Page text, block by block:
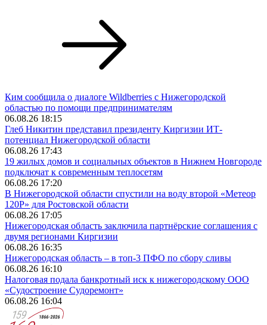
Ким сообщила о диалоге Wildberries с Нижегородской
областью по помощи предпринимателям
06.08.26 18:15
Глеб Никитин представил президенту Киргизии ИТ-
потенциал Нижегородской области
06.08.26 17:43
19 жилых домов и социальных объектов в Нижнем Новгороде
подключат к современным теплосетям
06.08.26 17:20
В Нижегородской области спустили на воду второй «Метеор
120Р» для Ростовской области
06.08.26 17:05
Нижегородская область заключила партнёрские соглашения с
двумя регионами Киргизии
06.08.26 16:35
Нижегородская область – в топ-3 ПФО по сбору сливы
06.08.26 16:10
Налоговая подала банкротный иск к нижегородскому ООО
«Судостроение Судоремонт»
06.08.26 16:04